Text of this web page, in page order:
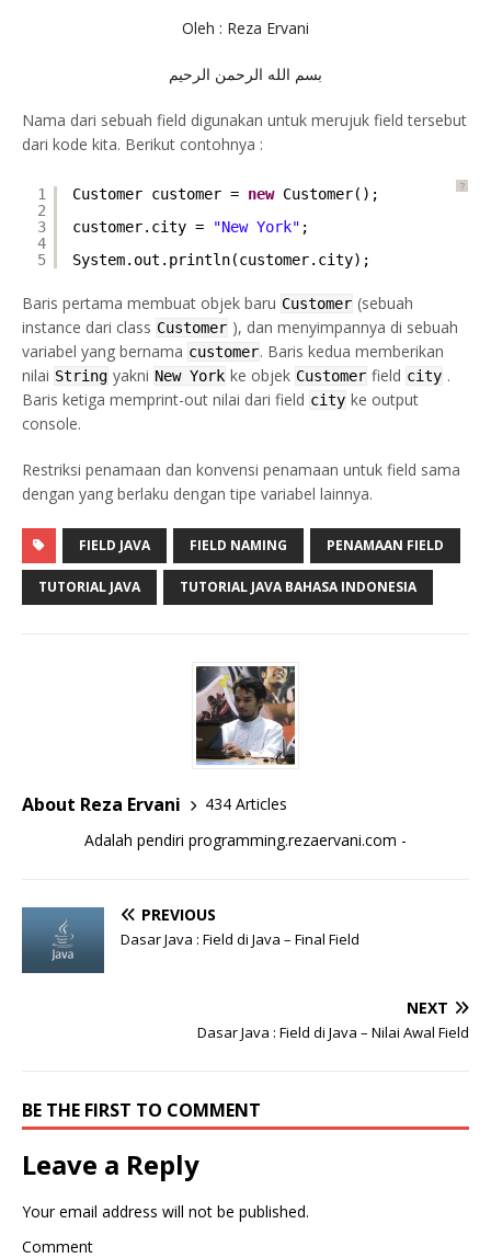
Oleh : Reza Ervani
بسم الله الرحمن الرحيم
Nama dari sebuah field digunakan untuk merujuk field tersebut
dari kode kita. Berikut contohnya :
?
1
2
3
4
5
Customer customer = new Customer();
customer.city =
"New York" ;
System.out.println(customer.city);
Baris pertama membuat objek baru Customer (sebuah
instance dari class Customer ), dan menyimpannya di sebuah
variabel yang bernama customer. Baris kedua memberikan
nilai String yakni New York ke objek Customer field city .
Baris ketiga memprint-out nilai dari field city ke output
console.
Restriksi penamaan dan konvensi penamaan untuk field sama
dengan yang berlaku dengan tipe variabel lainnya.
FIELD JAVA FIELD NAMING PENAMAAN FIELD
TUTORIAL JAVA TUTORIAL JAVA BAHASA INDONESIA
About Reza Ervani
434 Articles
Adalah pendiri programming.rezaervani.com -
PREVIOUS
Dasar Java : Field di Java – Final Field
NEXT
Dasar Java : Field di Java – Nilai Awal Field
BE THE FIRST TO COMMENT
Leave a Reply
Your email address will not be published.
Comment